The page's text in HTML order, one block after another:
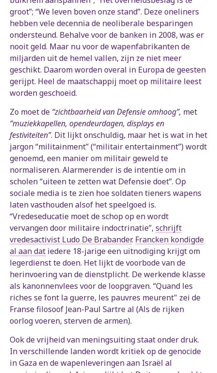
groot”; “We leven boven onze stand”. Deze oneliners
hebben vele decennia de neoliberale besparingen
ondersteund. Behalve voor de banken in 2008, was er
nooit geld. Maar nu voor de wapenfabrikanten de
miljarden uit de hemel vallen, zijn ze niet meer
geschikt. Daarom worden overal in Europa de geesten
gerijpt. Heel de maatschappij moet op militaire leest
worden geschoeid.
Zo moet de “zichtbaarheid van Defensie omhoog”, met
“muziekkapellen, opendeurdagen, displays en
festiviteiten”. Dit lijkt onschuldig, maar het is wat in het
jargon “militainment” (“militair entertainment”) wordt
genoemd, een manier om militair geweld te
normaliseren. Alarmerender is de intentie om in
scholen “uiteen te zetten wat Defensie doet”. Op
sociale media is te zien hoe soldaten tieners wapens
laten vasthouden alsof het speelgoed is.
“Vredeseducatie moet de schop op en wordt
vervangen door militaire indoctrinatie”, schrijft
vredesactivist Ludo De Brabander. Francken kondigde
al aan dat iedere 18-jarige een uitnodiging krijgt om
legerdienst te doen. Het lijkt de voorbode van de
herinvoering van de dienstplicht. De werkende klasse
als kanonnenvlees voor de loopgraven. “Quand les
riches se font la guerre, les pauvres meurent" zei de
Franse filosoof Jean-Paul Sartre al (Als de rijken
oorlog voeren, sterven de armen).
Ook de vrijheid van meningsuiting staat onder druk.
In verschillende landen wordt kritiek op de genocide
in Gaza en de wapenleveringen aan Israël al